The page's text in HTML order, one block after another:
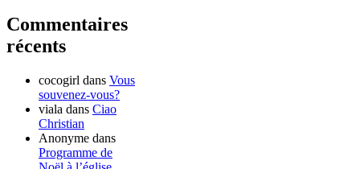
Commentaires
récents
cocogirl dans Vous
souvenez-vous?
viala dans Ciao
Christian
Anonyme dans
Programme de